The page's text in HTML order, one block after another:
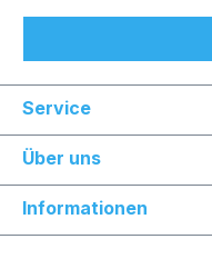
Service
Über uns
Informationen